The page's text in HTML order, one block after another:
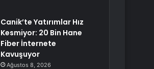
Canik’te Yatırımlar Hız
Kesmiyor: 20 Bin Hane
Fiber İnternete
Kavuşuyor
Ağustos 8, 2026